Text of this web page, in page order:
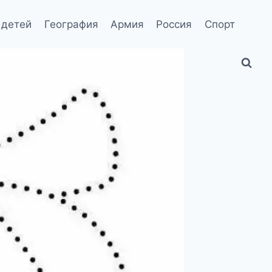
География Армия Россия Спорт